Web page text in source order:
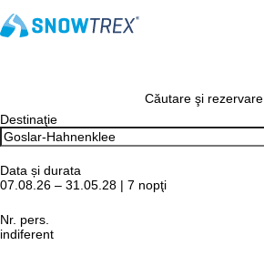
Căutare şi rezervare
Destinaţie
Data și durata
07.08.26 – 31.05.28 | 7 nopţi
Nr. pers.
indiferent